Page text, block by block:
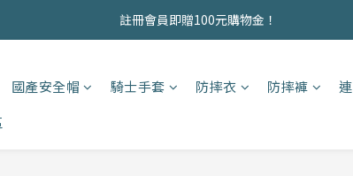
商品均為現貨，歡迎直接下單！
註冊會員即贈100元購物金！
國產安全帽 騎士手套 防摔衣 防摔褲